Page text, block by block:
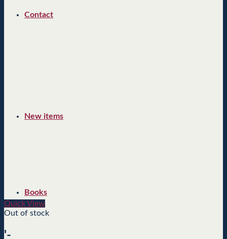
Contact
New items
Books
Quick View
Out of stock
'-